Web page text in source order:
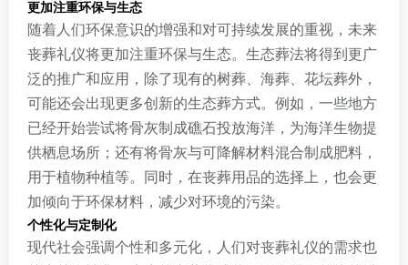
更加注重环保与生态
随着人们环保意识的增强和对可持续发展的重视，未来
丧葬礼仪将更加注重环保与生态。生态葬法将得到更广
泛的推广和应用，除了现有的树葬、海葬、花坛葬外，
可能还会出现更多创新的生态葬方式。例如，一些地方
已经开始尝试将骨灰制成礁石投放海洋，为海洋生物提
供栖息场所；还有将骨灰与可降解材料混合制成肥料，
用于植物种植等。同时，在丧葬用品的选择上，也会更
加倾向于环保材料，减少对环境的污染。
个性化与定制化
现代社会强调个性和多元化，人们对丧葬礼仪的需求也